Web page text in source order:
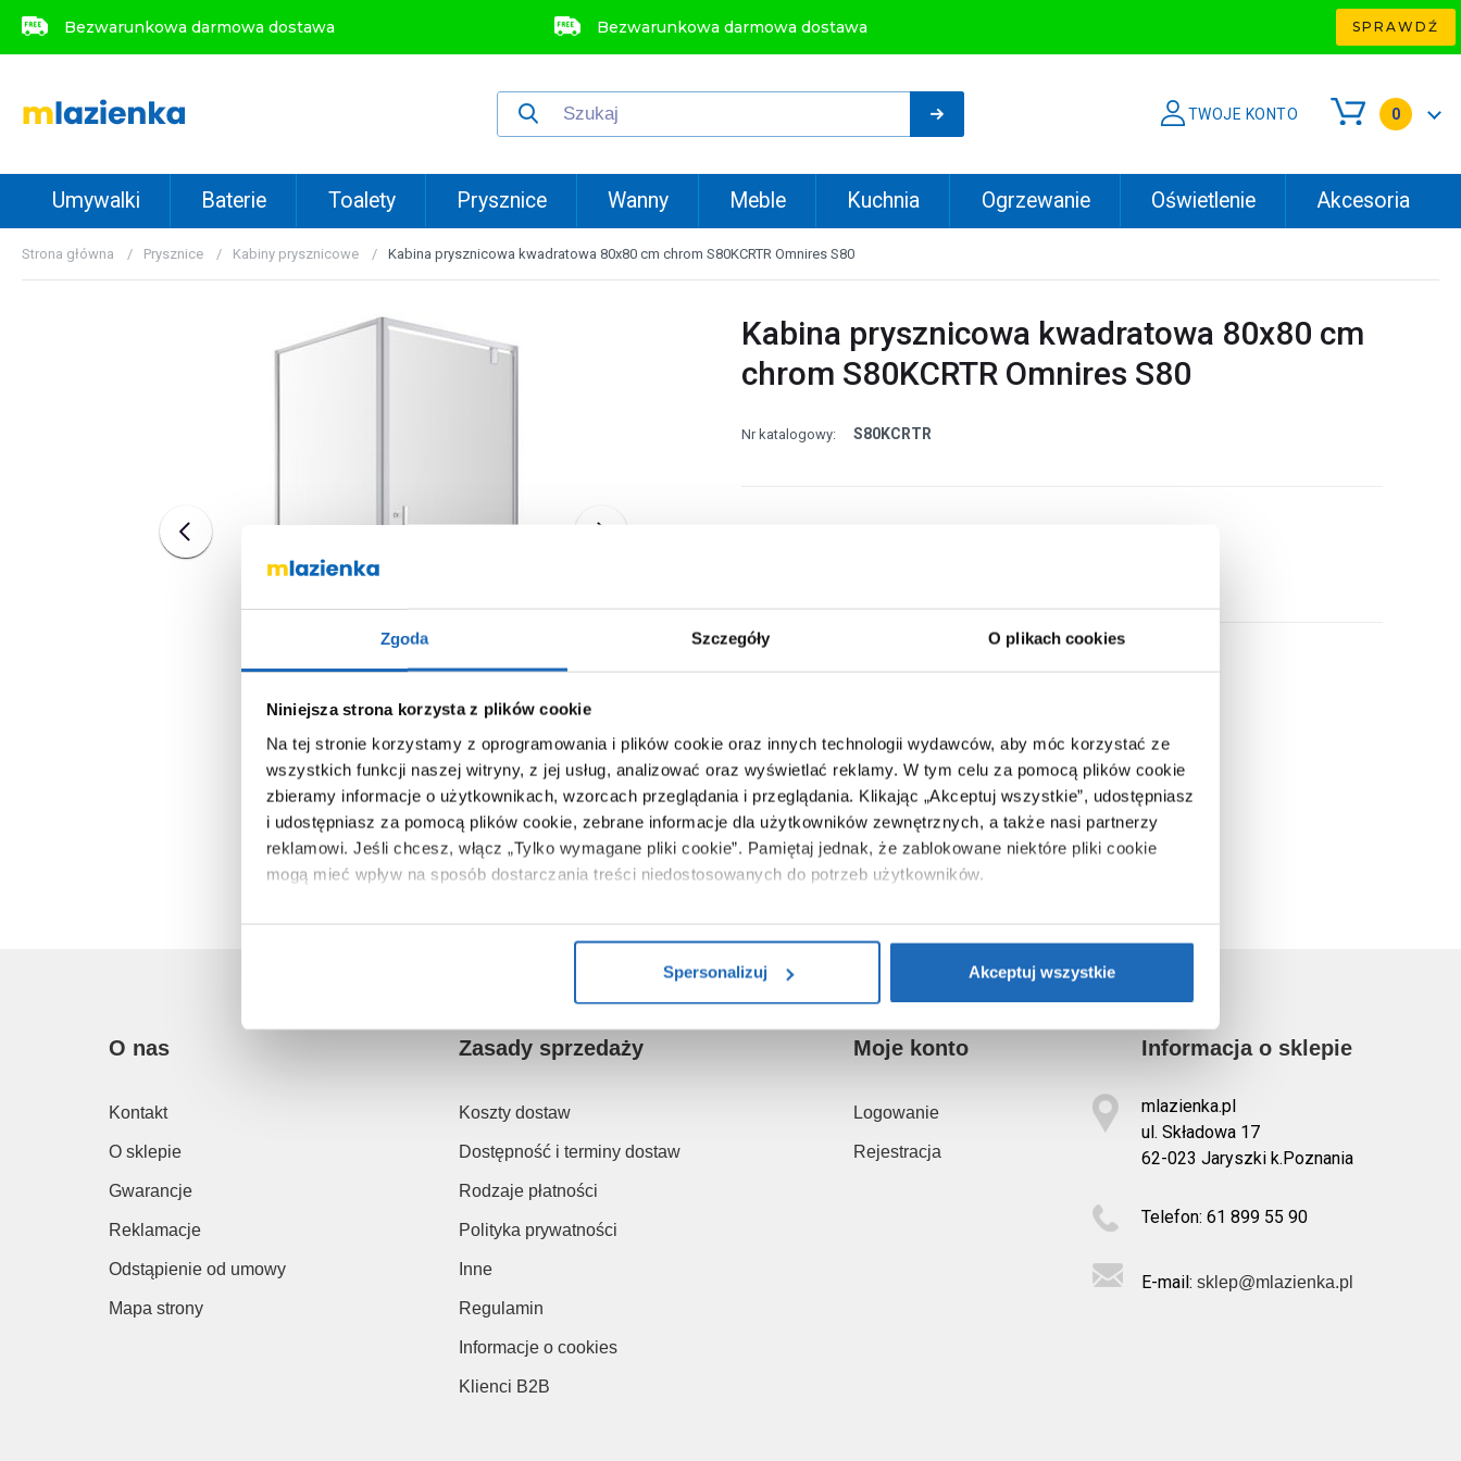
Zgoda Szczegóły O plikach cookies
Niniejsza strona korzysta z plików cookie
Na tej stronie korzystamy z oprogramowania i plików cookie oraz innych technologii wydawców, aby móc korzystać ze
wszystkich funkcji naszej witryny, z jej usług, analizować oraz wyświetlać reklamy. W tym celu za pomocą plików cookie
zbieramy informacje o użytkownikach, wzorcach przeglądania i przeglądania. Klikając „Akceptuj wszystkie”, udostępniasz
i udostępniasz za pomocą plików cookie, zebrane informacje dla użytkowników zewnętrznych, a także nasi partnerzy
reklamowi. Jeśli chcesz, włącz „Tylko wymagane pliki cookie”. Pamiętaj jednak, że zablokowane niektóre pliki cookie
mogą mieć wpływ na sposób dostarczania treści niedostosowanych do potrzeb użytkowników.
Aby uzyskać więcej informacji na temat plików plików cookie, kliknij „Ustawienia plików cookie”.Jeśli chcesz uzyskać
Spersonalizuj
Akceptuj wszystkie
Bezwarunkowa darmowa dostawa Bezwarunkowa darmowa dostawa SPRAWDŹ
TWOJE KONTO 0
Umywalki Baterie Toalety Prysznice Wanny Meble Kuchnia Ogrzewanie Oświetlenie Akcesoria
Strona główna Prysznice Kabiny prysznicowe Kabina prysznicowa kwadratowa 80x80 cm chrom S80KCRTR Omnires S80
Kabina prysznicowa kwadratowa 80x80 cm
chrom S80KCRTR Omnires S80
Nr katalogowy: S80KCRTR
O nas
Kontakt
O sklepie
Gwarancje
Reklamacje
Odstąpienie od umowy
Mapa strony
Zasady sprzedaży
Koszty dostaw
Dostępność i terminy dostaw
Rodzaje płatności
Polityka prywatności
Inne
Regulamin
Informacje o cookies
Klienci B2B
Moje konto
Logowanie
Rejestracja
Informacja o sklepie
mlazienka.pl
ul. Składowa 17
62-023 Jaryszki k.Poznania
Telefon: 61 899 55 90
E-mail: sklep@mlazienka.pl